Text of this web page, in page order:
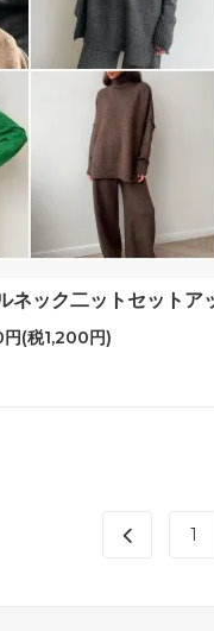
ネック二ットセットア
(税1,200円)
1